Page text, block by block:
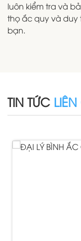
luôn kiểm tra và
thọ ắc quy và duy
bạn.
TIN TỨC